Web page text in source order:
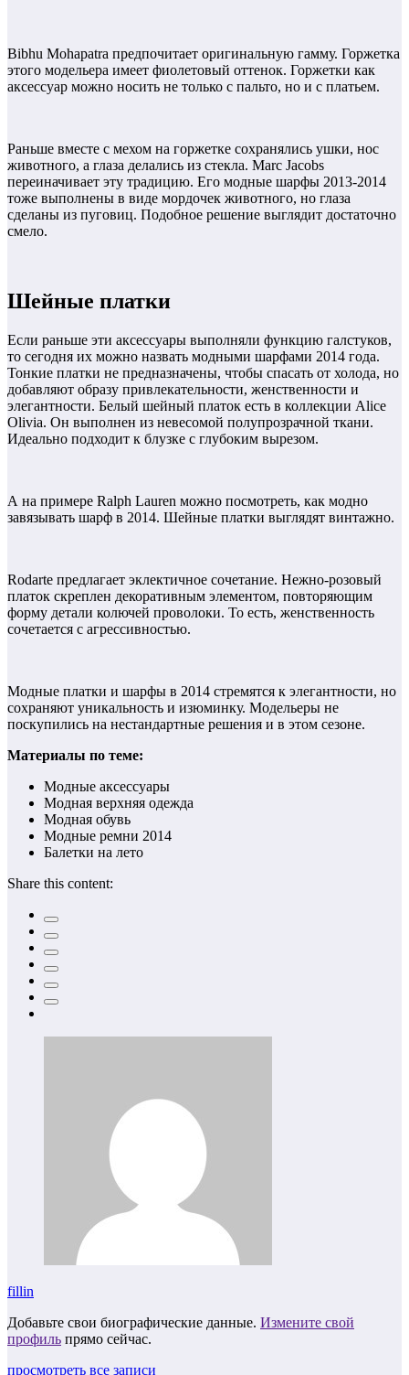
Bibhu Mohapatra предпочитает оригинальную гамму. Горжетка
этого модельера имеет фиолетовый оттенок. Горжетки как
аксессуар можно носить не только с пальто, но и с платьем.
Раньше вместе с мехом на горжетке сохранялись ушки, нос
животного, а глаза делались из стекла. Marc Jacobs
переиначивает эту традицию. Его модные шарфы 2013-2014
тоже выполнены в виде мордочек животного, но глаза
сделаны из пуговиц. Подобное решение выглядит достаточно
смело.
Шейные платки
Если раньше эти аксессуары выполняли функцию галстуков,
то сегодня их можно назвать модными шарфами 2014 года.
Тонкие платки не предназначены, чтобы спасать от холода, но
добавляют образу привлекательности, женственности и
элегантности. Белый шейный платок есть в коллекции Alice
Olivia. Он выполнен из невесомой полупрозрачной ткани.
Идеально подходит к блузке с глубоким вырезом.
А на примере Ralph Lauren можно посмотреть, как модно
завязывать шарф в 2014. Шейные платки выглядят винтажно.
Rodarte предлагает эклектичное сочетание. Нежно-розовый
платок скреплен декоративным элементом, повторяющим
форму детали колючей проволоки. То есть, женственность
сочетается с агрессивностью.
Модные платки и шарфы в 2014 стремятся к элегантности, но
сохраняют уникальность и изюминку. Модельеры не
поскупились на нестандартные решения и в этом сезоне.
Материалы по теме:
Модные аксессуары
Модная верхняя одежда
Модная обувь
Модные ремни 2014
Балетки на лето
Share this content:
fillin
Добавьте свои биографические данные. Измените свой
профиль прямо сейчас.
просмотреть все записи